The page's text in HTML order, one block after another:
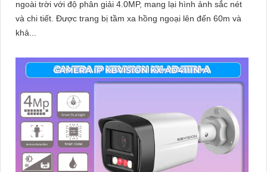
ngoài trời với độ phân giải 4.0MP, mang lại hình ảnh sắc nét
và chi tiết. Được trang bị tầm xa hồng ngoại lên đến 60m và
khả...